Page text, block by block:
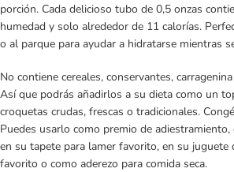
porción. Cada delicioso tubo de 0,5 onzas
humedad y solo alrededor de 11 calorías.
o al parque para ayudar a hidratarse mientras
No contiene cereales, conservantes,
Así que podrás añadirlos a su dieta como un
croquetas crudas, frescas o tradicionales.
Puedes usarlo como premio de
en su tapete para lamer favorito, en su juguete
favorito o como aderezo para comida seca.